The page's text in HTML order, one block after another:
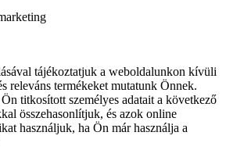
tájékoztatjuk a weboldalunkon kívüli
releváns termékeket mutatunk Önnek.
titkosított személyes adatait a következő
összehasonlítjuk, és azok online
használjuk, ha Ön már használja a